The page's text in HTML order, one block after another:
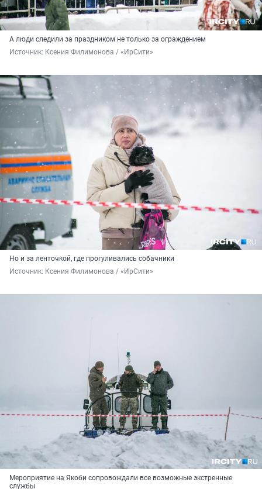
А люди следили за праздником не только за ограждением
Источник: Ксения Филимонова / «ИрСити»
Но и за ленточкой, где прогуливались собачники
Источник: Ксения Филимонова / «ИрСити»
Мероприятие на Якоби сопровождали все возможные экстренные
службы